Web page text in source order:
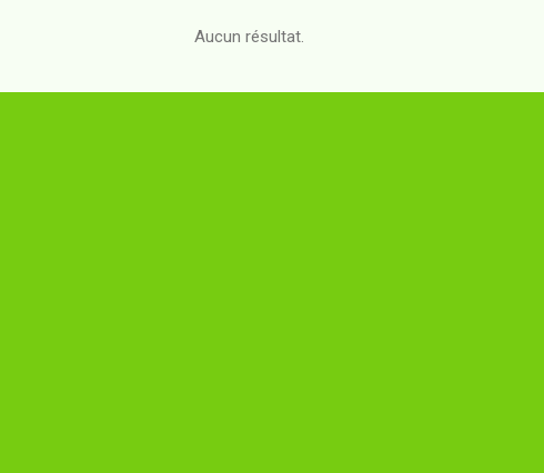
Aucun résultat.